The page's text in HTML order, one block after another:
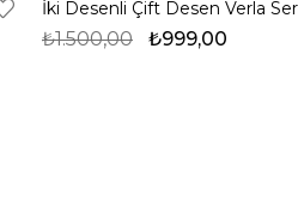
₺999,00
₺1.500,00